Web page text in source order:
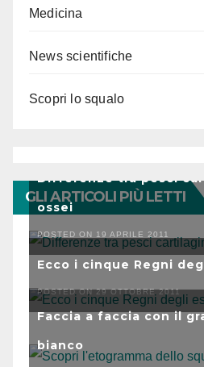
Medicina
News scientifiche
Scopri lo squalo
GLI ARTICOLI PIÙ LETTI
Differenze tra pesci
ossei
POSTED ON 19 APRILE 2011
Ecco i cinque Regni
POSTED ON 29 OTTOBRE 2011
Faccia a faccia con il
bianco